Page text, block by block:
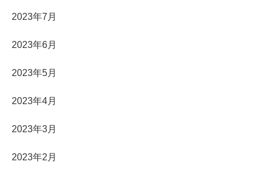
2023年7月
2023年6月
2023年5月
2023年4月
2023年3月
2023年2月